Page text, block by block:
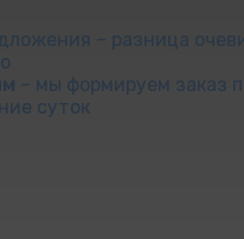
– разница
– мы формируем заказ
суток